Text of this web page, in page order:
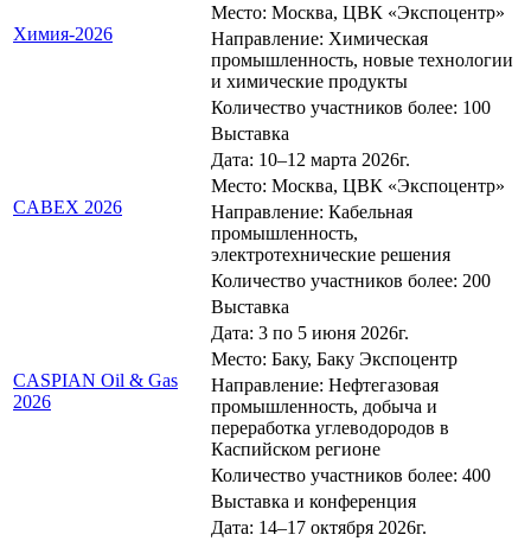
Химия-2026
Место: Москва, ЦВК «Экспоцентр»
Направление: Химическая
промышленность, новые технологии
и химические продукты
Количество участников более: 100
CABEX 2026
Выставка
Дата: 10–12 марта 2026г.
Место: Москва, ЦВК «Экспоцентр»
Направление: Кабельная
промышленность,
электротехнические решения
Количество участников более: 200
CASPIAN Oil & Gas
2026
Выставка
Дата: 3 по 5 июня 2026г.
Место: Баку, Баку Экспоцентр
Направление: Нефтегазовая
промышленность, добыча и
переработка углеводородов в
Каспийском регионе
Количество участников более: 400
Выставка и конференция
Дата: 14–17 октября 2026г.